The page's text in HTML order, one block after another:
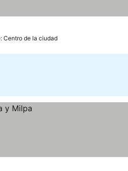
Centro de la ciudad